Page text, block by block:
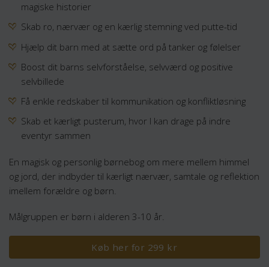
magiske historier
Skab ro, nærvær og en kærlig stemning ved putte-tid
Hjælp dit barn med at sætte ord på tanker og følelser
Boost dit barns selvforståelse, selvværd og positive
selvbillede
Få enkle redskaber til kommunikation og konfliktløsning
Skab et kærligt pusterum, hvor I kan drage på indre
eventyr sammen
En magisk og personlig børnebog om mere mellem himmel
og jord, der indbyder til kærligt nærvær, samtale og reflektion
imellem forældre og børn.
Målgruppen er børn i alderen 3-10 år.
Køb her for 299 kr